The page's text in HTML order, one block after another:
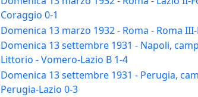
Coraggio 0-1
Domenica 13 marzo 1932 - Roma - Roma
Domenica 13 settembre 1931 - Napoli,
Littorio - Vomero-Lazio B 1-4
Domenica 13 settembre 1931 - Perugia,
Perugia-Lazio 0-3